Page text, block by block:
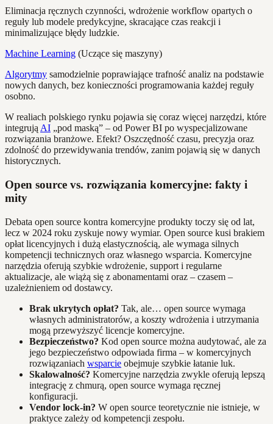
Eliminacja ręcznych czynności, wdrożenie workflow opartych o
reguły lub modele predykcyjne, skracające czas reakcji i
minimalizujące błędy ludzkie.
Machine Learning (Uczące się maszyny)
Algorytmy samodzielnie poprawiające trafność analiz na podstawie
nowych danych, bez konieczności programowania każdej reguły
osobno.
W realiach polskiego rynku pojawia się coraz więcej narzędzi, które
integrują AI „pod maską” – od Power BI po wyspecjalizowane
rozwiązania branżowe. Efekt? Oszczędność czasu, precyzja oraz
zdolność do przewidywania trendów, zanim pojawią się w danych
historycznych.
Open source vs. rozwiązania komercyjne: fakty i
mity
Debata open source kontra komercyjne produkty toczy się od lat,
lecz w 2024 roku zyskuje nowy wymiar. Open source kusi brakiem
opłat licencyjnych i dużą elastycznością, ale wymaga silnych
kompetencji technicznych oraz własnego wsparcia. Komercyjne
narzędzia oferują szybkie wdrożenie, support i regularne
aktualizacje, ale wiążą się z abonamentami oraz – czasem –
uzależnieniem od dostawcy.
Brak ukrytych opłat? Tak, ale… open source wymaga
własnych administratorów, a koszty wdrożenia i utrzymania
mogą przewyższyć licencje komercyjne.
Bezpieczeństwo? Kod open source można audytować, ale za
jego bezpieczeństwo odpowiada firma – w komercyjnych
rozwiązaniach wsparcie obejmuje szybkie łatanie luk.
Skalowalność? Komercyjne narzędzia zwykle oferują lepszą
integrację z chmurą, open source wymaga ręcznej
konfiguracji.
Vendor lock-in? W open source teoretycznie nie istnieje, w
praktyce zależy od kompetencji zespołu.